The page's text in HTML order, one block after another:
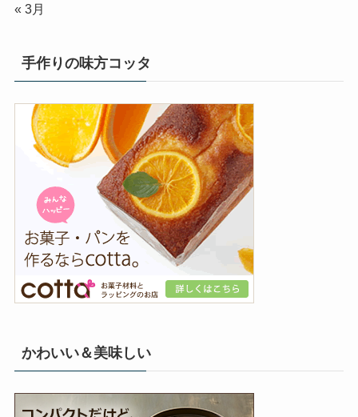
« 3月
手作りの味方コッタ
かわいい＆美味しい